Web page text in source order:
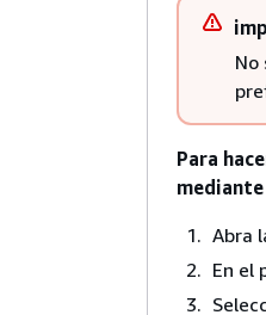
No
Para
Abra
En el